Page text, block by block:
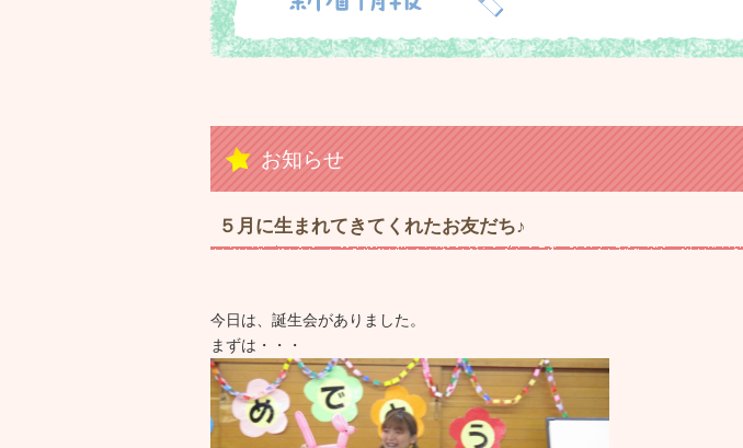
お知らせ
５月に生まれてきてくれたお友だち♪
今日は、誕生会がありました。
まずは・・・